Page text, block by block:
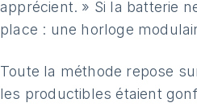
apprécient. » Si la batterie
place : une horloge
Toute la méthode repose
les productibles étaient